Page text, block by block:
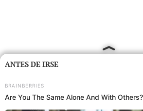
ANTES DE IRSE